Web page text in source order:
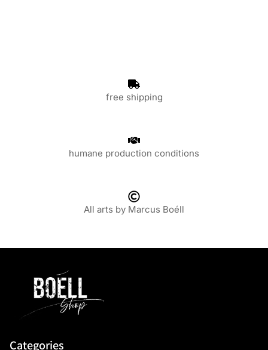
free shipping
humane production conditions
All arts by Marcus Boéll
Categories